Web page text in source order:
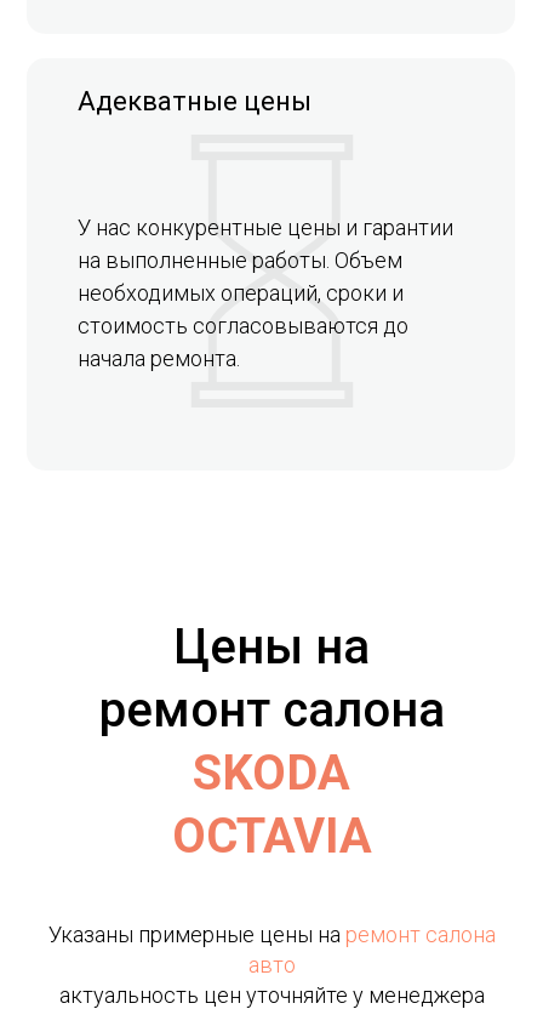
Адекватные цены
У нас конкурентные цены и гарантии
на выполненные работы. Объем
необходимых операций, сроки и
стоимость согласовываются до
начала ремонта.
Цены на
ремонт салона
SKODA
OCTAVIA
Указаны примерные цены на ремонт салона
авто
актуальность цен уточняйте у менеджера